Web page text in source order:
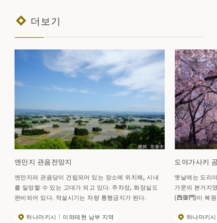
더보기
엔만지 관음전망지
엔만지라 관음당이 건립되어 있는 장소에 위치해, 시내
를 일망할 수 있는 고대가 되고 있다. 주차장, 화장실도
완비되어 있다. 적설시기는 차량 통행금지가 된다.
하나마키시 이와테현 남부 지역
도야가사키
옛날에는 도리
가문의 본거지였다
(西御門)이 복
꽃 시즌에는 꽃놀이객
하나마키시